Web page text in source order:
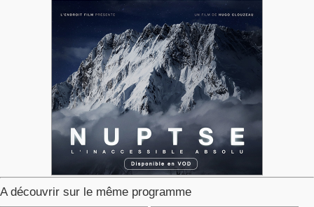
A découvrir sur le même programme